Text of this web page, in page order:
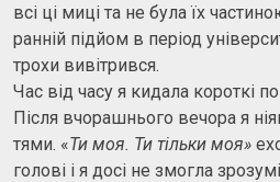
всі ці миці та не була їх
ранній підйом в період
трохи вивітрився.
Час від часу я кидала короткі
Після вчорашнього вечора я
тями. «Ти моя. Ти тільки моя»
голові і я досі не змогла